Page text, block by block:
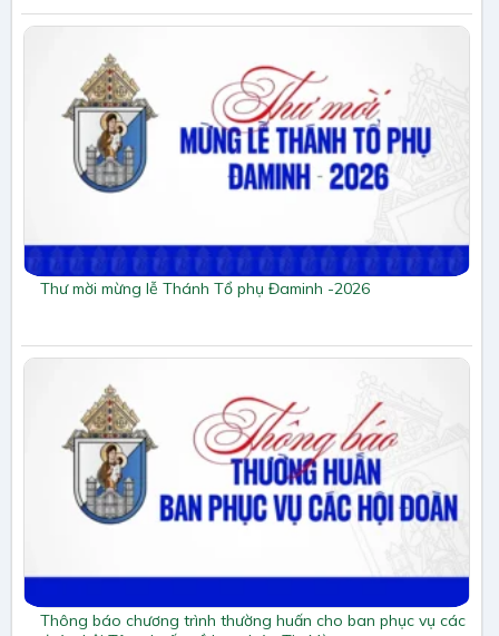
Thư mời mừng lễ Thánh Tổ phụ Đaminh -2026
Thông báo chương trình thường huấn cho ban phục vụ các